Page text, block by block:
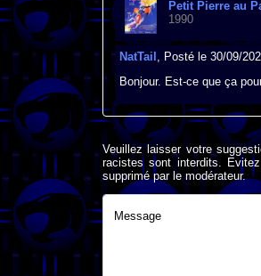
Petit Pierre au
1990
NatTail , Posté le 30/09/
Bonjour. Est-ce que ça
Veuillez laisser votre
racistes sont interdits.
supprimé par le modérateur.
Message